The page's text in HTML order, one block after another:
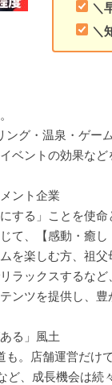
＼
＼
グ・温泉・ゲー
ベントの効果な
ント企業
する」ことを使命
て、【感動・癒
を楽しむ方、祖
ラックスするな
ンツを提供し、
る」風土
。店舗運営だけ
、成長機会は続々